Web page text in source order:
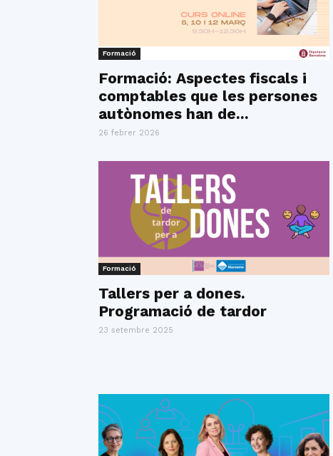
Formació
Formació: Aspectes fiscals i
comptables que les persones
autònomes han de...
26 febrer 2026
Formació
Tallers per a dones.
Programació de tardor
23 setembre 2025